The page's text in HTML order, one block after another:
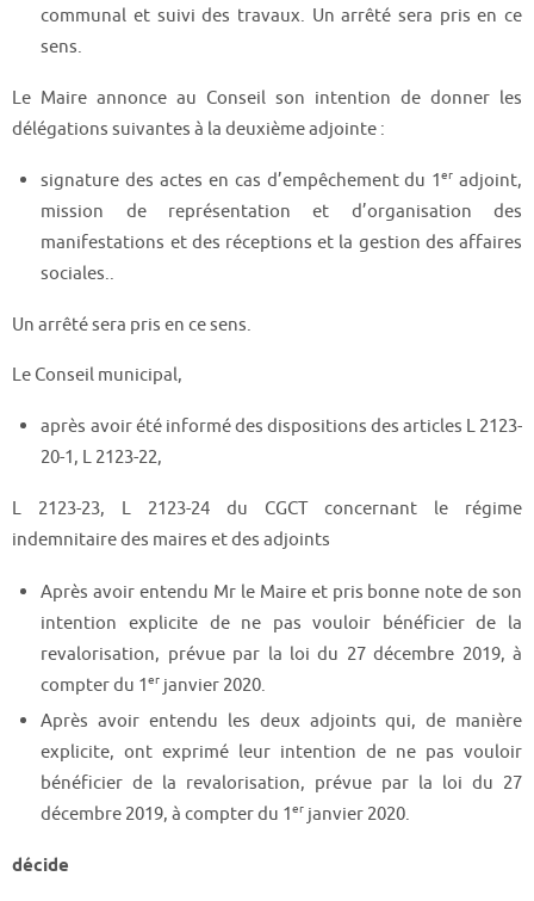
communal et suivi des travaux. Un arrêté sera pris en ce
sens.
Le Maire annonce au Conseil son intention de donner les
délégations suivantes à la deuxième adjointe :
signature des actes en cas d’empêchement du 1er adjoint,
mission de représentation et d’organisation des
manifestations et des réceptions et la gestion des affaires
sociales..
Un arrêté sera pris en ce sens.
Le Conseil municipal,
après avoir été informé des dispositions des articles L 2123-
20-1, L 2123-22,
L 2123-23, L 2123-24 du CGCT concernant le régime
indemnitaire des maires et des adjoints
Après avoir entendu Mr le Maire et pris bonne note de son
intention explicite de ne pas vouloir bénéficier de la
revalorisation, prévue par la loi du 27 décembre 2019, à
compter du 1er janvier 2020.
Après avoir entendu les deux adjoints qui, de manière
explicite, ont exprimé leur intention de ne pas vouloir
bénéficier de la revalorisation, prévue par la loi du 27
décembre 2019, à compter du 1er janvier 2020.
décide